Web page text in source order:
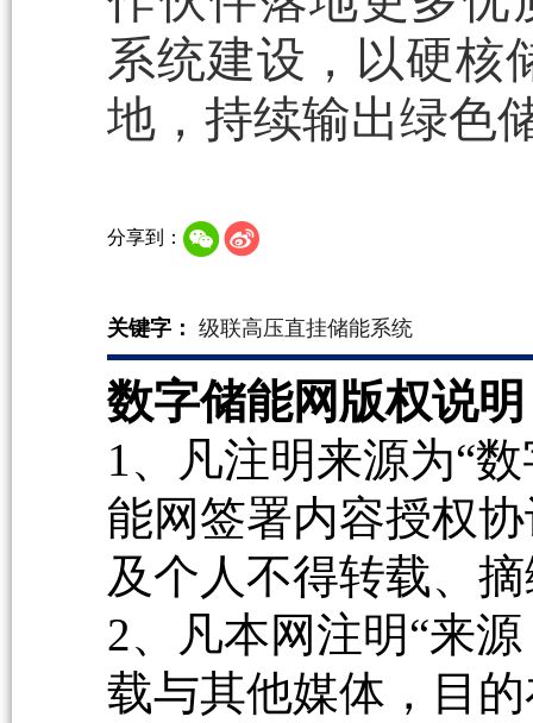
系统建设，以硬核
地，持续输出绿色
分享到：
关键字： 级联高压直挂储能系统
数字储能网版权说
1、凡注明来源为“
能网签署内容授权
及个人不得转载、
2、凡本网注明“来
载与其他媒体，目